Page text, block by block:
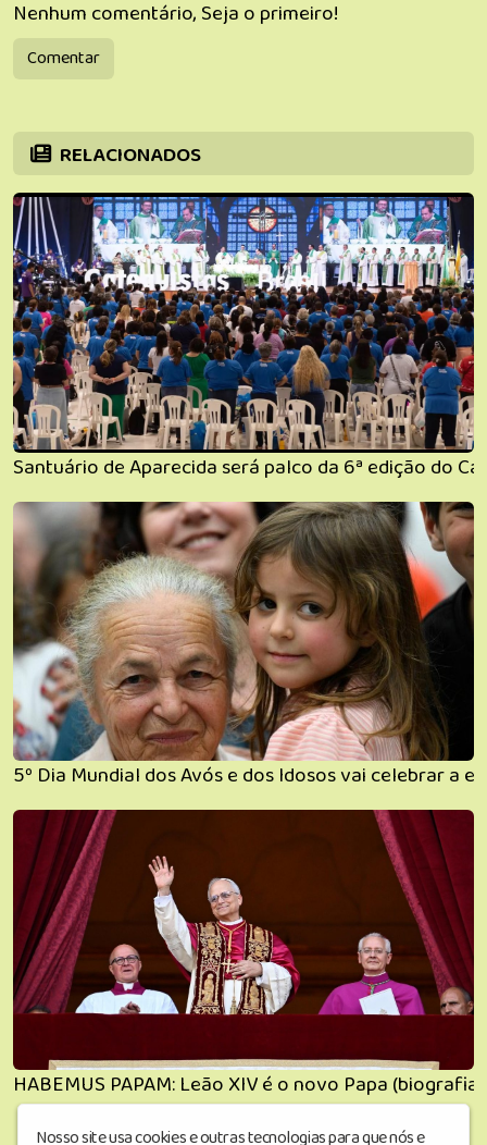
Nenhum comentário, Seja o primeiro!
Comentar
RELACIONADOS
Santuário de Aparecida será palco da 6ª edição do
5º Dia Mundial dos Avós e dos Idosos vai celebrar a
HABEMUS PAPAM: Leão XIV é o novo Papa (biografia)
Nosso site usa cookies e outras tecnologias para que nós e